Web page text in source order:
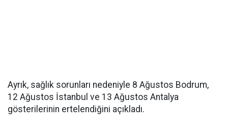
Ayrık, sağlık sorunları nedeniyle 8 Ağustos Bodrum,
12 Ağustos İstanbul ve 13 Ağustos Antalya
gösterilerinin ertelendiğini açıkladı.